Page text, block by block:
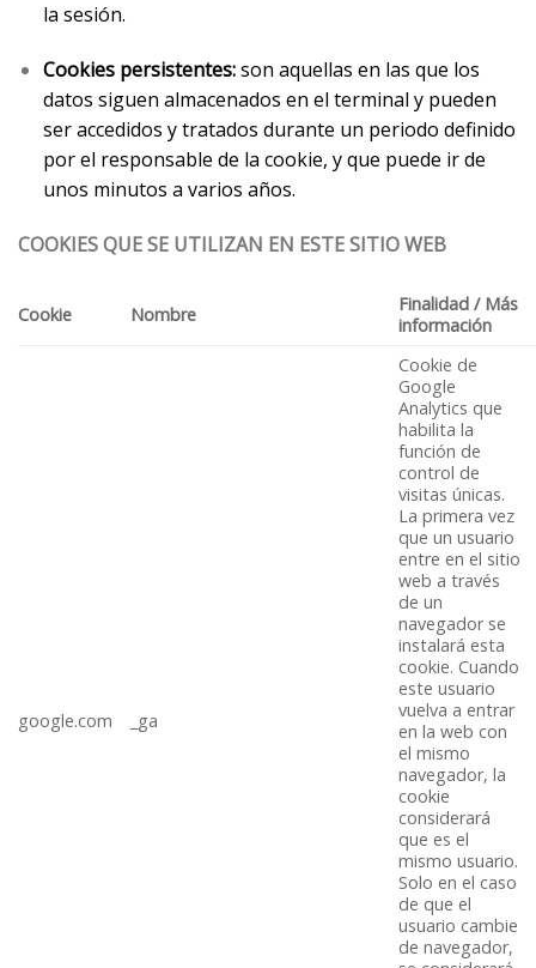
la sesión.
Cookies persistentes:son aquellas en las que los
datos siguen almacenados en el terminal y pueden
ser accedidos y tratados durante un periodo definido
por el responsable de la cookie, y que puede ir de
unos minutos a varios años.
COOKIES QUE SE UTILIZAN EN ESTE SITIO WEB
Cookie Nombre
Finalidad / Más
información
google.com _ga
Cookie de
Google
Analytics que
habilita la
función de
control de
visitas únicas.
La primera vez
que un usuario
entre en el sitio
web a través
de un
navegador se
instalará esta
cookie. Cuando
este usuario
vuelva a entrar
en la web con
el mismo
navegador, la
cookie
considerará
que es el
mismo usuario.
Solo en el caso
de que el
usuario cambie
de navegador,